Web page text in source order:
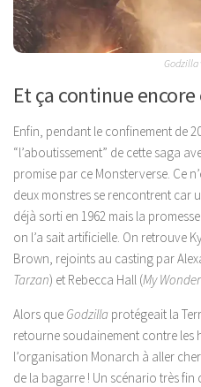
Godzilla
Et ça continue
Enfin, pendant le confinement de
“l’aboutissement” de cette saga
promise par ce Monsterverse. Ce
deux monstres se rencontrent car
déjà sorti en 1962 mais la
on l’a sait artificielle. On retrouve
Brown, rejoints au casting par
Tarzan) et Rebecca Hall (My
Alors que Godzilla protégeait la
retourne soudainement contre les
l’organisation Monarch à aller
de la bagarre ! Un scénario très